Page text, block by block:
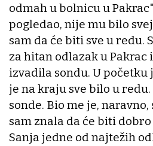
odmah u bolnicu u
pogledao, nije mu bilo
sam da će biti sve u redu.
za hitan odlazak u Pakrac
izvadila sondu. U početku
je na kraju sve bilo u
sonde. Bio me je,
sam znala da će biti
Sanja jedne od najtežih